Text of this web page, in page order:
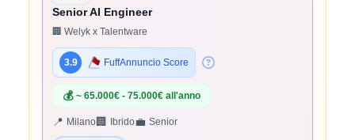
Senior AI Engineer
🏢 Welyk x Talentware
3.9 FuffAnnuncio Score
💰 ~ 65.000€ - 75.000€ all'anno
📍 Milano🏢 Ibrido💼 Senior